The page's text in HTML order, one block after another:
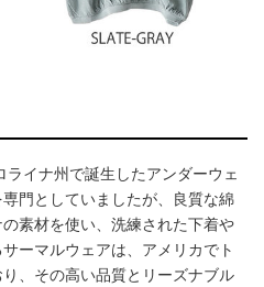
イナ州で誕生したアンダーウェ
門としていましたが、良質な綿
素材を使い、洗練された下着や
ーマルウェアは、アメリカでト
、その高い品質とリーズナブル